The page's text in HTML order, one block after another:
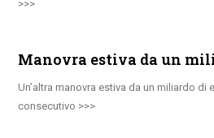
Manovra estiva da un
Un’altra manovra estiva da un miliardo di
consecutivo